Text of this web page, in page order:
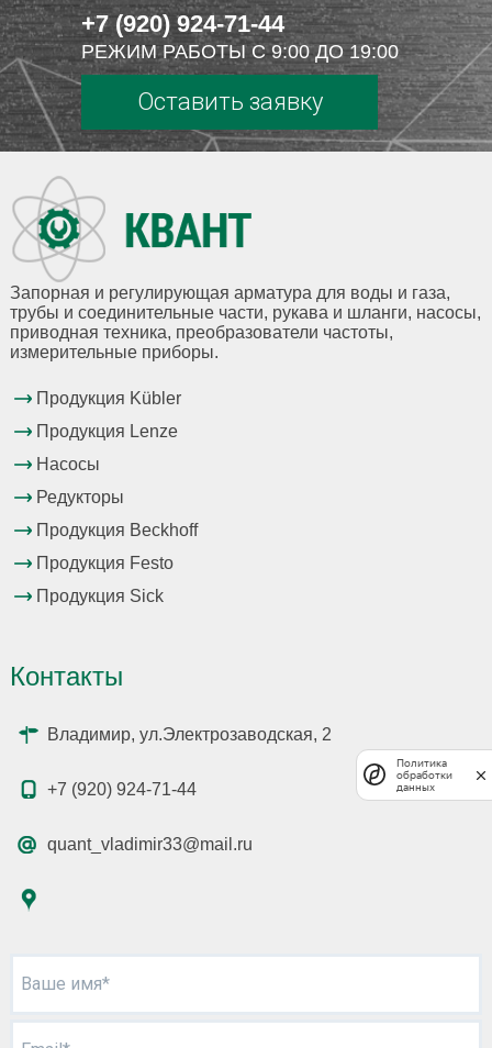
+7 (920) 924-71-44
РЕЖИМ РАБОТЫ С 9:00 ДО 19:00
Оставить заявку
Запорная и регулирующая арматура для воды и газа,
трубы и соединительные части, рукава и шланги, насосы,
приводная техника, преобразователи частоты,
измерительные приборы.
Продукция Kübler
Продукция Lenze
Насосы
Редукторы
Продукция Beckhoff
Продукция Festo
Продукция Sick
Контакты
Владимир, ул.Электрозаводская, 2
+7 (920) 924-71-44
quant_vladimir33@mail.ru
Ваше имя*
Политика
обработки
данных